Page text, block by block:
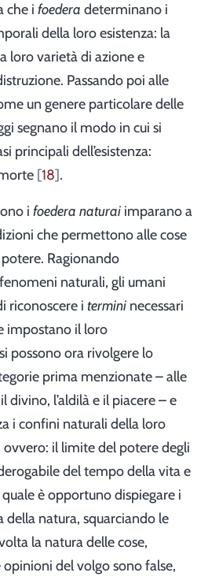
che i foedera determinano i
della loro esistenza: la
loro varietà di azione e
Passando poi alle
un genere particolare delle
segnano il modo in cui si
principali dell’esistenza:
18 .
i foedera naturai imparano a
che permettono alle cose
Ragionando
naturali, gli umani
riconoscere i termini necessari
impostano il loro
possono ora rivolgere lo
prima menzionate – alle
l’aldilà e il piacere – e
i confini naturali della loro
ovvero: il limite del potere degli
del tempo della vita e
è opportuno dispiegare i
della natura, squarciando le
la natura delle cose,
opinioni del volgo sono false,